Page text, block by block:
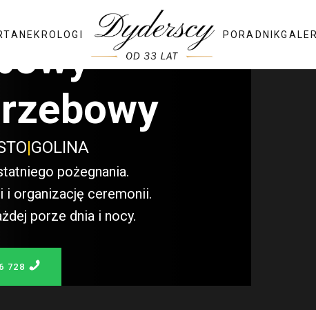
NEKROLOGI PORADNIK
|GOLINA
pożegnania.
organizację ceremonii.
porze dnia i nocy.
728